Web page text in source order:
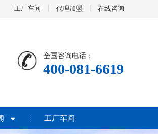
工厂车间 代理加盟 在线咨询
全国咨询电话：
400-081-6619
工厂车间